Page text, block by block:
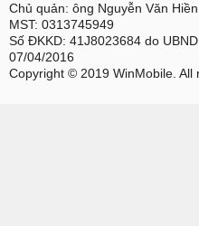
Chủ quản: ông Nguyễn Văn Hiền
MST: 0313745949
Số ĐKKD: 41J8023684 do
07/04/2016
Copyright © 2019 WinMobile. All